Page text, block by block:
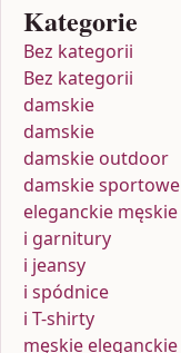
Kategorie
Bez kategorii
Bez kategorii
damskie
damskie
damskie outdoor
damskie sportowe
eleganckie męskie
i garnitury
i jeansy
i spódnice
i T-shirty
męskie eleganckie